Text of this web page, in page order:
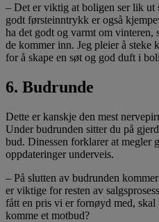
– Det er viktig at boligen ser lik ut
godt førsteinntrykk er også
ha det godt og varmt om
de kommer inn. Jeg pleier å steke
for å skape en søt og god duft i
6. Budrunde
Dette er kanskje den mest
Under budrunden sitter du på
bud. Dinessen forklarer at megler
oppdateringer underveis.
– På slutten av budrunden
er viktige for resten av
fått en pris vi er fornøyd med,
komme et motbud?